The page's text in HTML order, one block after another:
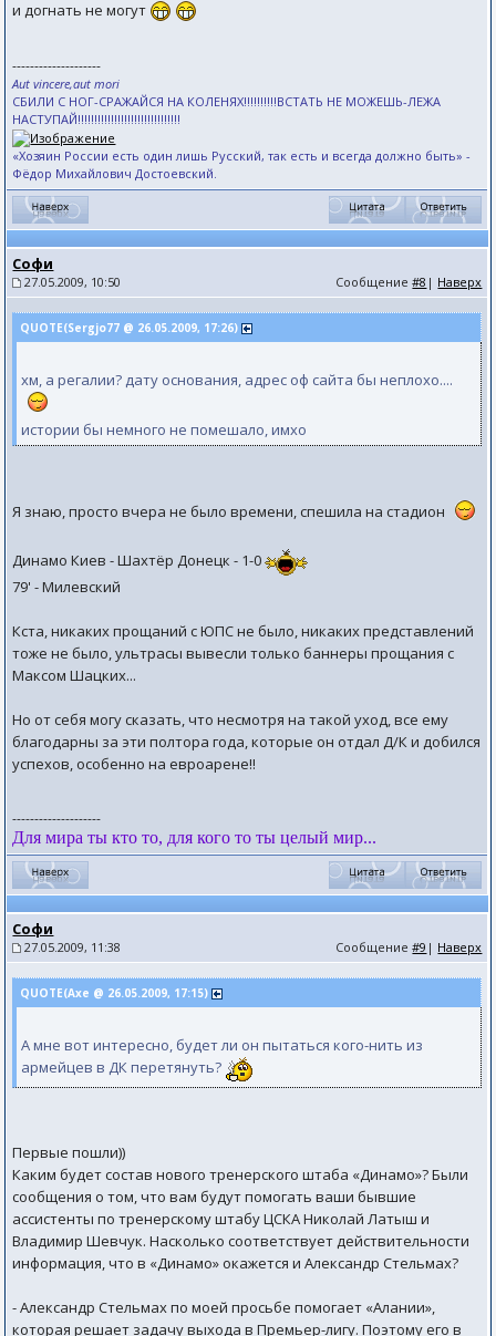
и догнать не могут
--------------------
Aut vincere,aut mori
СБИЛИ С НОГ-СРАЖАЙСЯ НА КОЛЕНЯХ!!!!!!!!!!ВСТАТЬ НЕ МОЖЕШЬ-ЛЕЖА
НАСТУПАЙ!!!!!!!!!!!!!!!!!!!!!!!!!!!!!!!
«Хозяин России есть один лишь Русский, так есть и всегда должно быть» -
Фёдор Михайлович Достоевский.
Софи
27.05.2009, 10:50 Сообщение#8 | Наверх
QUOTE(Sergjo77 @ 26.05.2009, 17:26)
хм, а регалии? дату основания, адрес оф сайта бы неплохо....
истории бы немного не помешало, имхо
Я знаю, просто вчера не было времени, спешила на стадион
Динамо Киев - Шахтёр Донецк - 1-0
79' - Милевский
Кста, никаких прощаний с ЮПС не было, никаких представлений
тоже не было, ультрасы вывесли только баннеры прощания с
Максом Шацких...
Но от себя могу сказать, что несмотря на такой уход, все ему
благодарны за эти полтора года, которые он отдал Д/К и добился
успехов, особенно на евроарене!!
--------------------
Для мира ты кто то, для кого то ты целый мир...
Софи
27.05.2009, 11:38 Сообщение#9 | Наверх
QUOTE(Axe @ 26.05.2009, 17:15)
А мне вот интересно, будет ли он пытаться кого-нить из
армейцев в ДК перетянуть?
Первые пошли))
Каким будет состав нового тренерского штаба «Динамо»? Были
сообщения о том, что вам будут помогать ваши бывшие
ассистенты по тренерскому штабу ЦСКА Николай Латыш и
Владимир Шевчук. Насколько соответствует действительности
информация, что в «Динамо» окажется и Александр Стельмах?
- Александр Стельмах по моей просьбе помогает «Алании»,
которая решает задачу выхода в Премьер-лигу. Поэтому его в